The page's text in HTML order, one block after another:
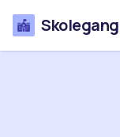
Skolegang